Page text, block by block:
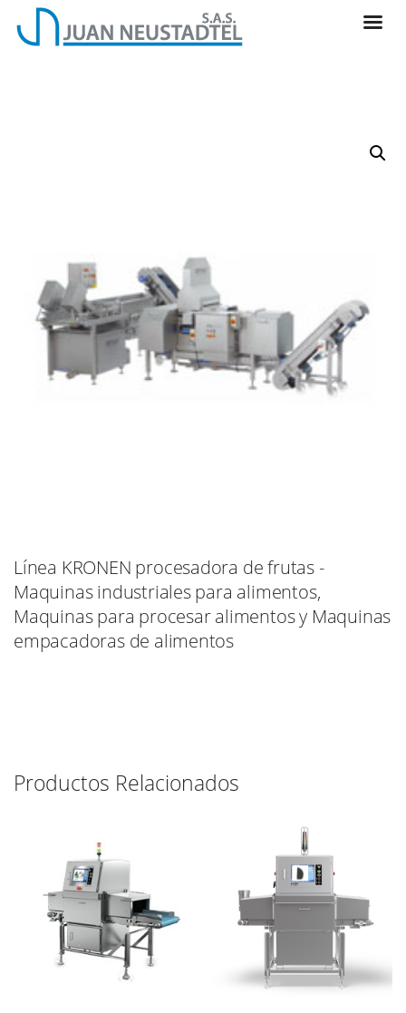
Línea KRONEN procesadora de frutas -
Maquinas industriales para alimentos,
Maquinas para procesar alimentos y Maquinas
empacadoras de alimentos
Productos Relacionados